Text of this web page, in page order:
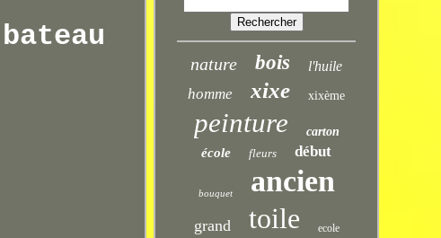
nature bois l'huile
homme xixe xixème
peinture carton
école fleurs début
bouquet ancien
grand toile ecole